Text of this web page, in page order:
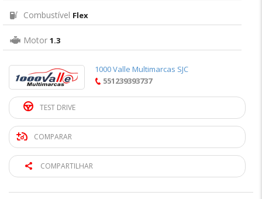
Combustível Flex
Motor 1.3
1000 Valle Multimarcas SJC
551239393737
TEST DRIVE
COMPARAR
COMPARTILHAR